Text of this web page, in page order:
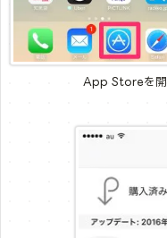
App Storeを開